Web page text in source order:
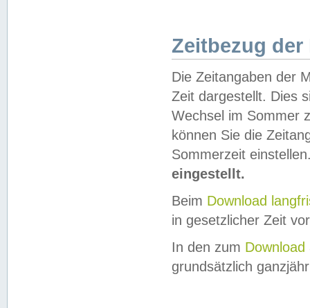
Zeitbezug der
Die Zeitangaben der
Zeit dargestellt. Dies
Wechsel im Sommer
können Sie die
Sommerzeit
eingestellt.
Beim Download
in gesetzlicher Zeit
In den zum Download
grundsätzlich